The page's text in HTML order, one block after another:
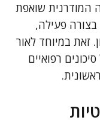
המודרנית שואפת
פעילה,
זאת במיוחד לאור
רפואיים